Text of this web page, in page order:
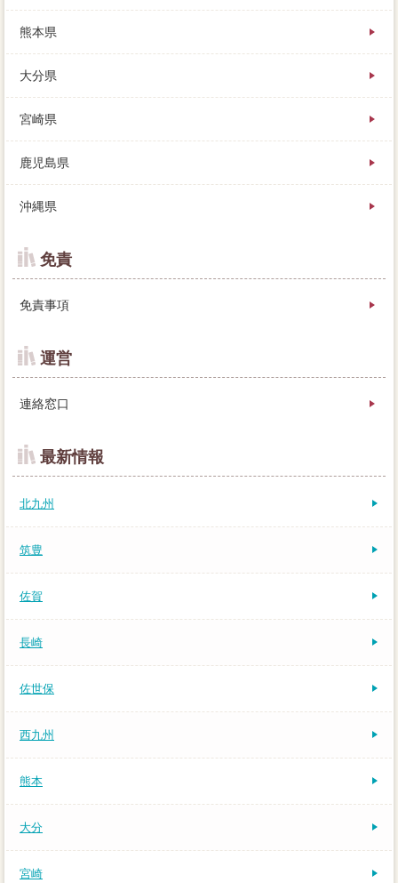
熊本県
大分県
宮崎県
鹿児島県
沖縄県
免責
免責事項
運営
連絡窓口
最新情報
北九州
筑豊
佐賀
長崎
佐世保
西九州
熊本
大分
宮崎